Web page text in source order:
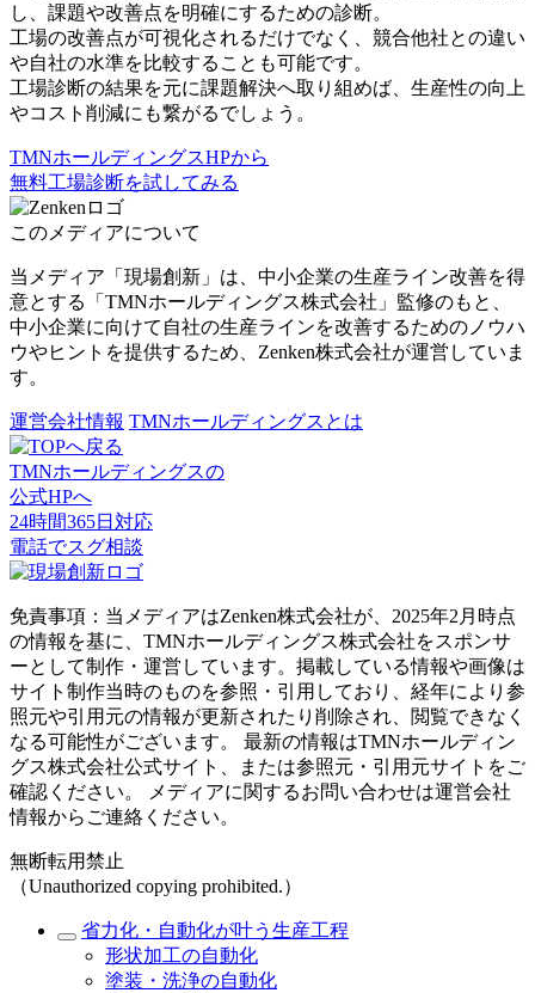
し、課題や改善点を明確にするための診断。
工場の改善点が可視化されるだけでなく、 競合他社との違い
や自社の水準を比較することも可能です。
工場診断の結果を元に課題解決へ取り組めば、生産性の向上
やコスト削減にも繋がるでしょう。
TMNホールディングスHPから
無料工場診断を試してみる
このメディアについて
当メディア「現場創新」は、中小企業の生産ライン改善を得
意とする「TMNホールディングス株式会社」監修のもと、
中小企業に向けて自社の生産ラインを改善するためのノウハ
ウやヒントを提供するため、Zenken株式会社が運営していま
す。
運営会社情報 TMNホールディングスとは
TMNホールディングスの
公式HPへ
24時間365日対応
電話でスグ相談
免責事項：当メディアはZenken株式会社が、2025年2月時点
の情報を基に、TMNホールディングス株式会社をスポンサ
ーとして制作・運営しています。掲載している情報や画像は
サイト制作当時のものを参照・引用しており、経年により参
照元や引用元の情報が更新されたり削除され、閲覧できなく
なる可能性がございます。 最新の情報はTMNホールディン
グス株式会社公式サイト、または参照元・引用元サイトをご
確認ください。 メディアに関するお問い合わせは運営会社
情報からご連絡ください。
無断転用禁止
（Unauthorized copying prohibited.）
省力化・自動化が叶う生産工程
形状加工の自動化
塗装・洗浄の自動化